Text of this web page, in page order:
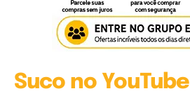
Suco no YouTube